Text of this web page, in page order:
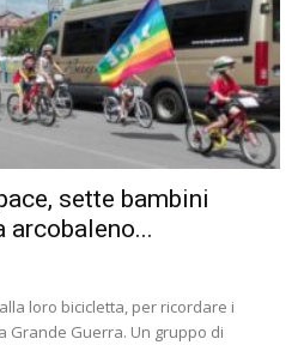
sette bambini
arcobaleno...
loro bicicletta, per ricordare i
Grande Guerra. Un gruppo di